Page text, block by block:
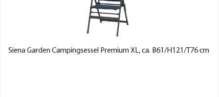
Siena Garden Campingsessel Premium XL, ca. B61/H121/T76 cm